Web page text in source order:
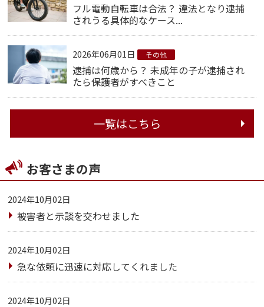
フル電動自転車は合法？ 違法となり逮捕
されうる具体的なケース...
2026年06月01日 その他
逮捕は何歳から？ 未成年の子が逮捕され
たら保護者がすべきこと
一覧はこちら
お客さまの声
2024年10月02日
被害者と示談を交わせました
2024年10月02日
急な依頼に迅速に対応してくれました
2024年10月02日